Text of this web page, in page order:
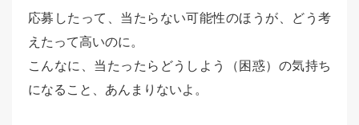
応募したって、当たらない可能性のほうが、どう考
えたって高いのに。
こんなに、当たったらどうしよう（困惑）の気持ち
になること、あんまりないよ。